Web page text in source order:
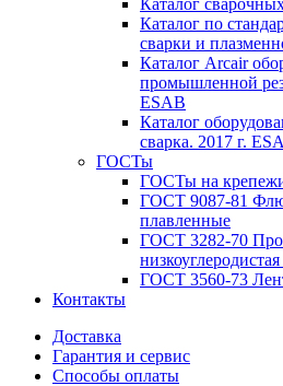
Каталог
Каталог по
сварки и
Каталог Arcair
промышленной
ESAB
Каталог
сварка. 2017 г.
ГОСТы
ГОСТы на
ГОСТ 9087-81
плавленные
ГОСТ 3282-70
ГОСТ 3560-73
Контакты
Доставка
Гарантия и сервис
Способы оплаты